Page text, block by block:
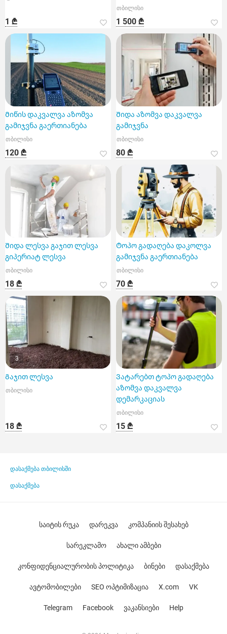
1 ₾
თბილისი
1 500 ₾
Მიწის დაკვალვა აზომვა
გამიჯვნა გაერთიანება
თბილისი
120 ₾
Შიდა აზომვა დაკვალვა
გამიჯვნა
თბილისი
80 ₾
Შიდა ლესვა გაჯით ლესვა
გიპერიატ ლესვა
თბილისი
18 ₾
Ტოპო გადაღება დაკოლვა
გამიჯვნა გაერთიანება
თბილისი
70 ₾
3
Გაჯით ლესვა
თბილისი
18 ₾
Ვატარებთ ტოპო გადაღება
აზომვა დაკვალვა
დემარკაციას
თბილისი
15 ₾
დასაქმება თბილისში
დასაქმება
საიტის რუკა დარეკვა კომპანიის შესახებ
სარეკლამო ახალი ამბები
კონფიდენციალურობის პოლიტიკა ბინები დასაქმება
ავტომობილები SEO ოპტიმიზაცია X.com VK
Telegram Facebook ვაკანსიები Help